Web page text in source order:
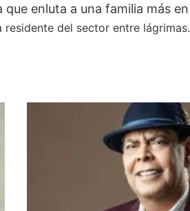
enluta a una familia más en
del sector entre lágrimas.